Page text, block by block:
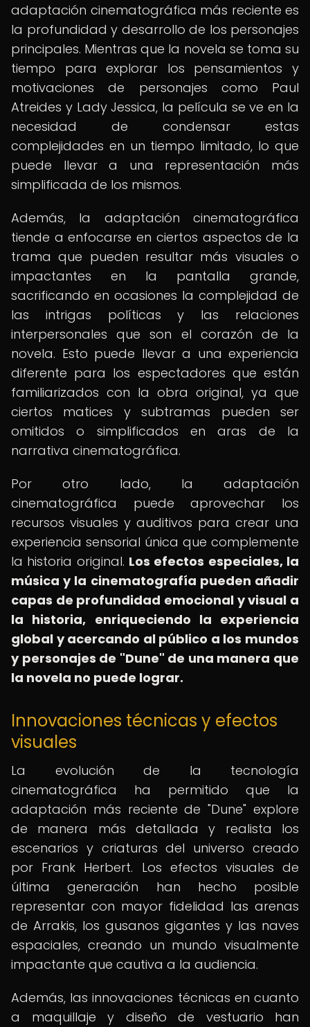
adaptación cinematográfica más reciente es
la profundidad y desarrollo de los personajes
principales. Mientras que la novela se toma su
tiempo para explorar los pensamientos y
motivaciones de personajes como Paul
Atreides y Lady Jessica, la película se ve en la
necesidad de condensar estas
complejidades en un tiempo limitado, lo que
puede llevar a una representación más
simplificada de los mismos.
Además, la adaptación cinematográfica
tiende a enfocarse en ciertos aspectos de la
trama que pueden resultar más visuales o
impactantes en la pantalla grande,
sacrificando en ocasiones la complejidad de
las intrigas políticas y las relaciones
interpersonales que son el corazón de la
novela. Esto puede llevar a una experiencia
diferente para los espectadores que están
familiarizados con la obra original, ya que
ciertos matices y subtramas pueden ser
omitidos o simplificados en aras de la
narrativa cinematográfica.
Por otro lado, la adaptación
cinematográfica puede aprovechar los
recursos visuales y auditivos para crear una
experiencia sensorial única que complemente
la historia original. Los efectos especiales, la
música y la cinematografía pueden añadir
capas de profundidad emocional y visual a
la historia, enriqueciendo la experiencia
global y acercando al público a los mundos
y personajes de "Dune" de una manera que
la novela no puede lograr.
Innovaciones técnicas y efectos
visuales
La evolución de la tecnología
cinematográfica ha permitido que la
adaptación más reciente de "Dune" explore
de manera más detallada y realista los
escenarios y criaturas del universo creado
por Frank Herbert. Los efectos visuales de
última generación han hecho posible
representar con mayor fidelidad las arenas
de Arrakis, los gusanos gigantes y las naves
espaciales, creando un mundo visualmente
impactante que cautiva a la audiencia.
Además, las innovaciones técnicas en cuanto
a maquillaje y diseño de vestuario han